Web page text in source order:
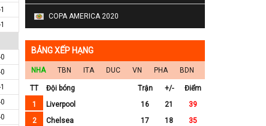
COPA AMERICA 2020
BẢNG XẾP HẠNG
NHA TBN ITA DUC VN PHA BDN
TT Đội bóng Trận +/-
Điểm
1
Liverpool 16 21
39
2
Chelsea 17 18
35